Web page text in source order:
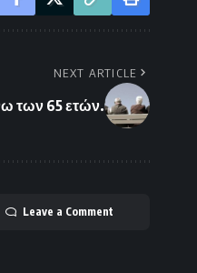
NEXT ARTICLE
των 65 ετών.
Leave a Comment